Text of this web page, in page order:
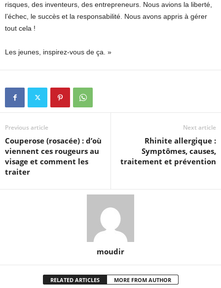
risques, des inventeurs, des entrepreneurs. Nous avions la liberté,
l’échec, le succès et la responsabilité. Nous avons appris à gérer
tout cela !
Les jeunes, inspirez-vous de ça. »
Previous article
Couperose (rosacée) : d’où
viennent ces rougeurs au
visage et comment les
traiter
Next article
Rhinite allergique :
Symptômes, causes,
traitement et prévention
moudir
RELATED ARTICLES MORE FROM AUTHOR